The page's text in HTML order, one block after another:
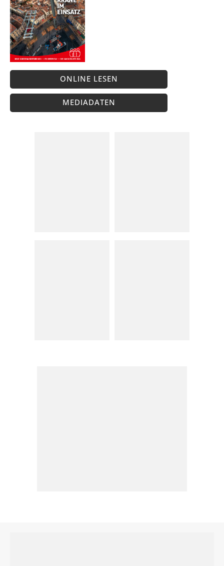
ONLINE LESEN
MEDIADATEN